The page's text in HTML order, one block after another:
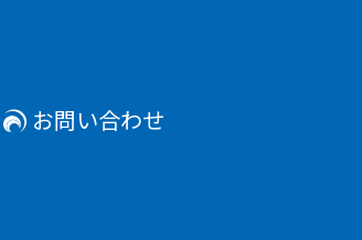
お問い合わせ